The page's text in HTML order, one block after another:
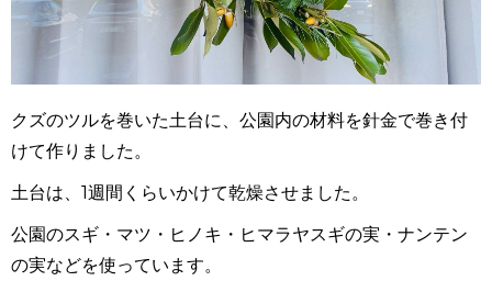
クズのツルを巻いた土台に、公園内の材料を針金で巻き付
けて作りました。
土台は、 1週間くらいかけて乾燥させました。
公園のスギ・マツ・ヒノキ・ヒマラヤスギの実・ナンテン
の実などを使っています。